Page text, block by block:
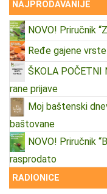
NAJPRODAVANIJE
NOVO! Priručnik
Ređe gajene
ŠKOLA POČETNI
rane prijave
Moj baštenski
baštovane
NOVO! Priručnik
rasprodato
RADIONICE